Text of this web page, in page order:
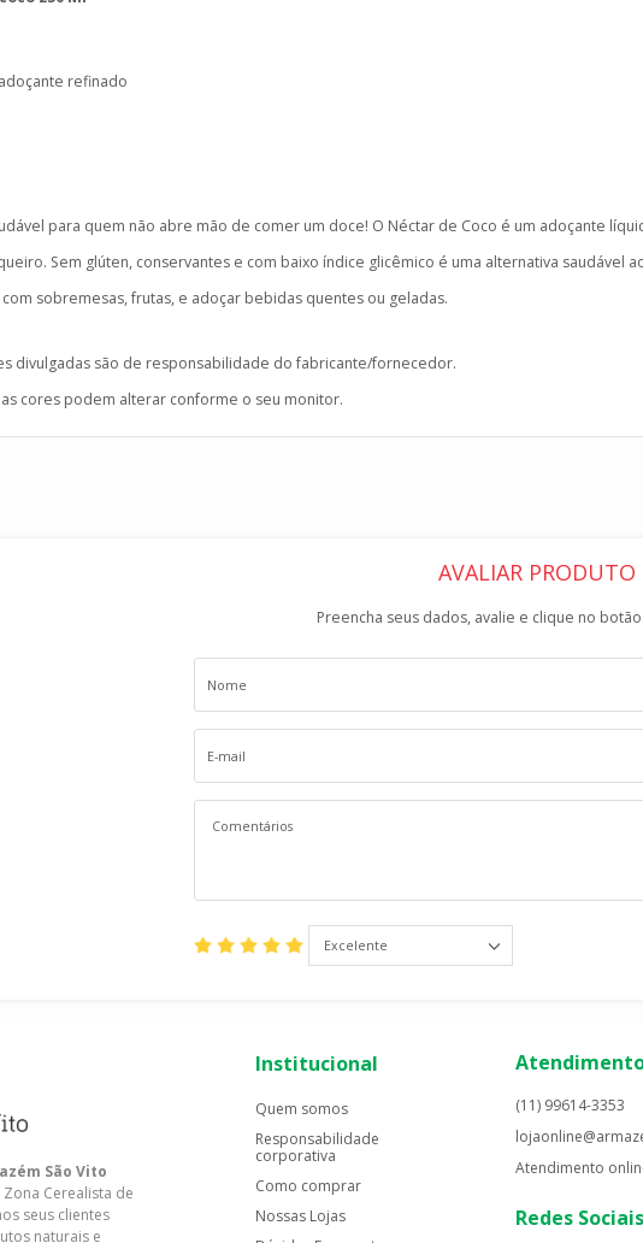
refinado
para quem não abre mão de comer um doce! O Néctar de Coco é um adoçante
Sem glúten, conservantes e com baixo índice glicêmico é uma alternativa saudável
sobremesas, frutas, e adoçar bebidas quentes ou geladas.
divulgadas são de responsabilidade do fabricante/fornecedor.
cores podem alterar conforme o seu monitor.
AVALIAR PRODUTO
Preencha seus dados, avalie e clique no
Excelente
São Vito
Cerealista de
seus clientes
naturais e
Institucional
Quem somos
Responsabilidade
corporativa
Como comprar
Nossas Lojas
(11) 99614-3353
Atendimento
Redes Sociais